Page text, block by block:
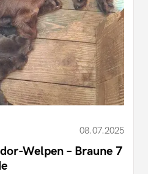
08.07.2025
Welpen – Braune 7